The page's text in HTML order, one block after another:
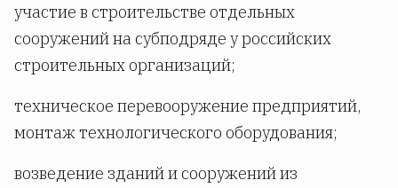
участие в строительстве отдельных
сооружений на субподряде у российских
строительных организаций;
техническое перевооружение предприятий,
монтаж технологического оборудования;
возведение зданий и сооружений из